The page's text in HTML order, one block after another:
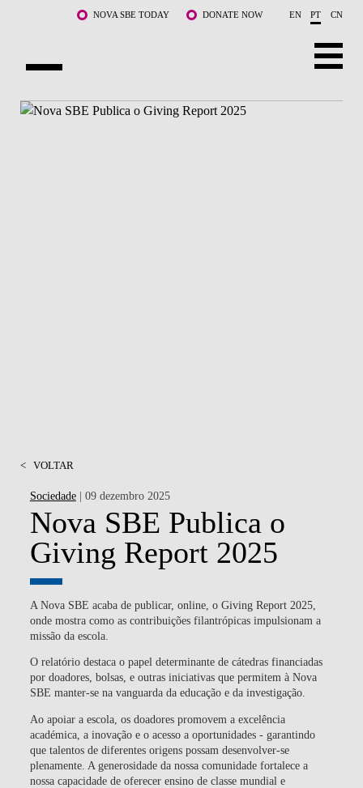
Saltar para o conteúdo principalNOVA SBE TODAY DONATE NOW EN PT CN
SOBRE NÓS
< VOLTAR
Sociedade| 09 dezembro 2025
Nova SBE Publica o
Giving Report 2025
A Nova SBE acaba de publicar, online, o Giving Report 2025,
onde mostra como as contribuições filantrópicas impulsionam a
missão da escola.
O relatório destaca o papel determinante de cátedras financiadas
por doadores, bolsas, e outras iniciativas que permitem à Nova
SBE manter-se na vanguarda da educação e da investigação.
Ao apoiar a escola, os doadores promovem a excelência
académica, a inovação e o acesso a oportunidades - garantindo
que talentos de diferentes origens possam desenvolver-se
plenamente. A generosidade da nossa comunidade fortalece a
nossa capacidade de oferecer ensino de classe mundial e